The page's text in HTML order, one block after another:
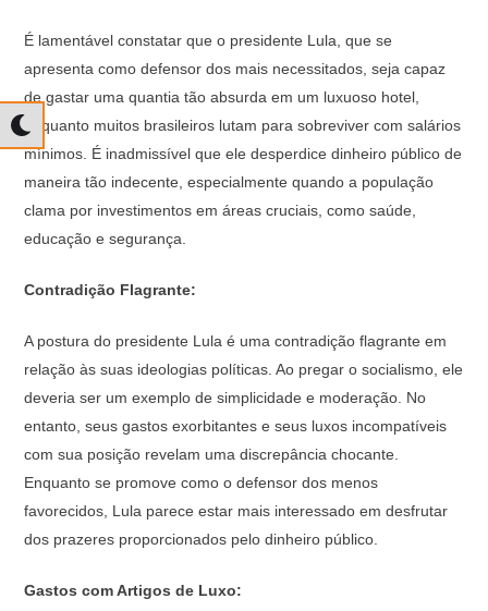
É lamentável constatar que o presidente Lula, que se
apresenta como defensor dos mais necessitados, seja capaz
de gastar uma quantia tão absurda em um luxuoso hotel,
enquanto muitos brasileiros lutam para sobreviver com salários
mínimos. É inadmissível que ele desperdice dinheiro público de
maneira tão indecente, especialmente quando a população
clama por investimentos em áreas cruciais, como saúde,
educação e segurança.
Contradição Flagrante:
A postura do presidente Lula é uma contradição flagrante em
relação às suas ideologias políticas. Ao pregar o socialismo, ele
deveria ser um exemplo de simplicidade e moderação. No
entanto, seus gastos exorbitantes e seus luxos incompatíveis
com sua posição revelam uma discrepância chocante.
Enquanto se promove como o defensor dos menos
favorecidos, Lula parece estar mais interessado em desfrutar
dos prazeres proporcionados pelo dinheiro público.
Gastos com Artigos de Luxo: